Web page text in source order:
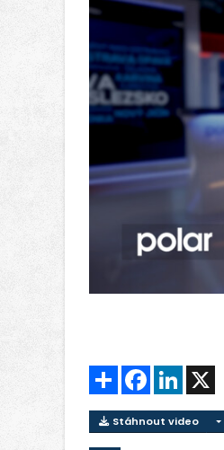
Sdílet FacebookLinkedIn
Stáhnout video